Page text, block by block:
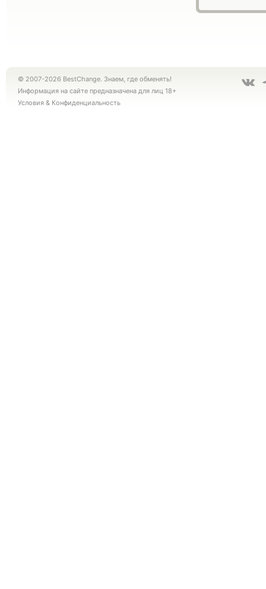
© 2007-2026 BestChange. Знаем, где обменять!
Информация на сайте предназначена для лиц 18+
Условия & Конфиденциальность